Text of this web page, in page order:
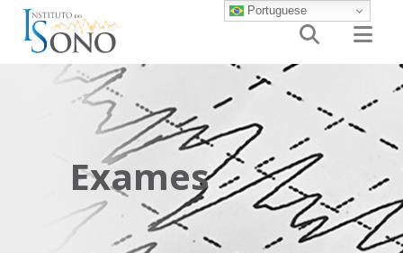
 
Exames
Portuguese